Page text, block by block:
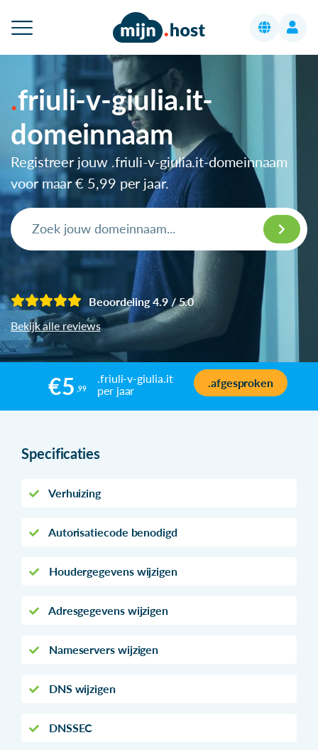
friuli-v-giulia.it-
domeinnaam
Registreer jouw .friuli-v-giulia.it-domeinnaam
voor maar€ 5,99 per jaar.
Beoordeling 4.9 / 5.0
Bekijk alle reviews
€5 ,99
.friuli-v-giulia.it
per jaar
.afgesproken
Specificaties
Verhuizing
Autorisatiecode benodigd
Houdergegevens wijzigen
Adresgegevens wijzigen
Nameservers wijzigen
DNS wijzigen
DNSSEC